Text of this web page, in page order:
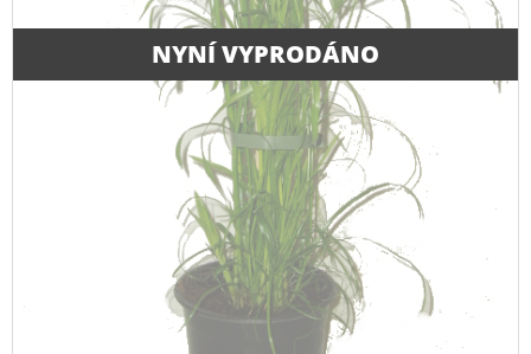
NYNÍ VYPRODÁNO